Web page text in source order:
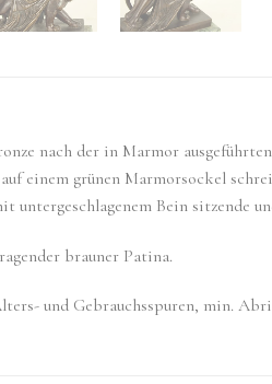
nach der in Marmor
einem grünen Marmorsockel
untergeschlagenem Bein sitzende
brauner Patina.
und Gebrauchsspuren, min.